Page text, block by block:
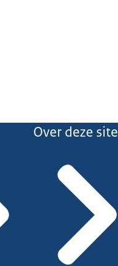
Over deze site